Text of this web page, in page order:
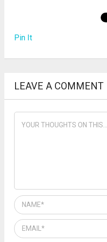
Pin It
LEAVE A COMMENT